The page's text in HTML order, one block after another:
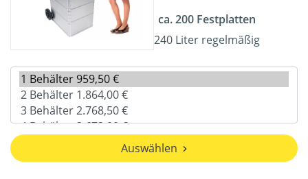
ca. 200 Festplatten
240 Liter regelmäßig
Auswählen